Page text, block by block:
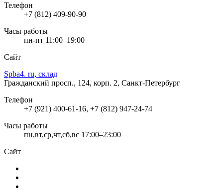
Телефон
+7 (812) 409-90-90
Часы работы
пн-пт 11:00–19:00
Сайт
Spba4. ru, склад
Гражданский просп., 124, корп. 2, Санкт-Петербург
Телефон
+7 (921) 400-61-16, +7 (812) 947-24-74
Часы работы
пн,вт,ср,чт,сб,вс 17:00–23:00
Сайт